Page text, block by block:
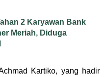
2 Karyawan Bank
Meriah, Diduga
Kartiko, yang hadir